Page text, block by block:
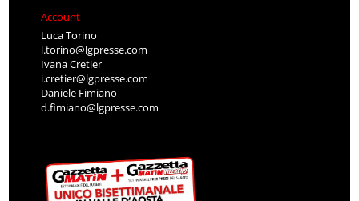
Account
Luca Torino
l.torino@lgpresse.com
Ivana Cretier
i.cretier@lgpresse.com
Daniele Fimiano
d.fimiano@lgpresse.com